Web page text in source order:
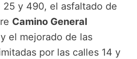
y 490, el asfaltado de
Camino General
el mejorado de las
por las calles 14 y